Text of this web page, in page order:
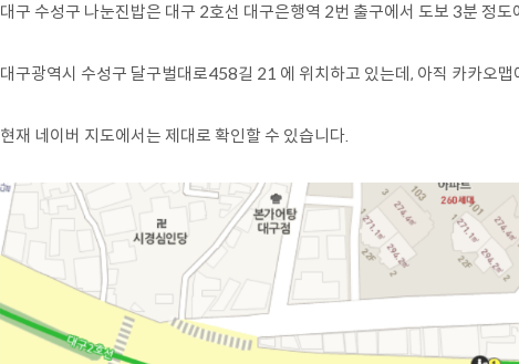
대구 수성구 나눈진밥은 대구 2호선 대구은행역 2번 출구에서 도보 3분 정도
대구광역시 수성구 달구벌대로458길 21 에 위치하고 있는데, 아직 카카오
현재 네이버 지도에서는 제대로 확인할 수 있습니다.